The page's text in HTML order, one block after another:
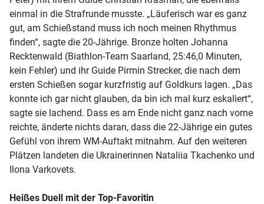
einmal in die Strafrunde musste. „Läuferisch war es ganz
gut, am Schießstand muss ich noch meinen Rhythmus
finden“, sagte die 20-Jährige. Bronze holten Johanna
Recktenwald (Biathlon-Team Saarland, 25:46,0 Minuten,
kein Fehler) und ihr Guide Pirmin Strecker, die nach dem
ersten Schießen sogar kurzfristig auf Goldkurs lagen. „Das
konnte ich gar nicht glauben, da bin ich mal kurz eskaliert“,
sagte sie lachend. Dass es am Ende nicht ganz nach vorne
reichte, änderte nichts daran, dass die 22-Jährige ein gutes
Gefühl von ihrem WM-Auftakt mitnahm. Auf den weiteren
Plätzen landeten die Ukrainerinnen Nataliia Tkachenko und
Ilona Varkovets.
Heißes Duell mit der Top-Favoritin